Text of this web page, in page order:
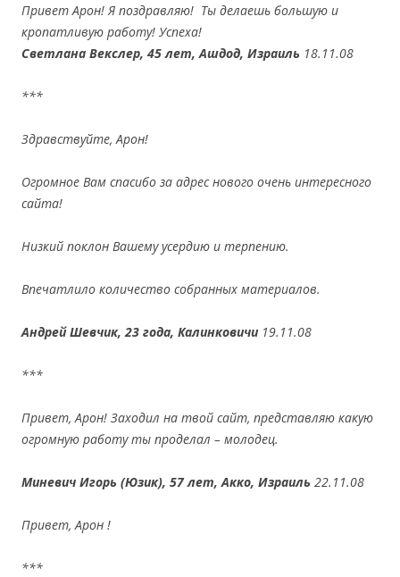
Привет Арон! Я поздравляю! Ты делаешь большую и
кропатливую работу! Успеха!
Cветлана Векслер, 45 лет, Ашдод, Израиль 18.11.08
***
Здравствуйте, Арон!
Огромное Вам спасибо за адрес нового очень интересного
сайта!
Низкий поклон Вашему усердию и терпению.
Впечатлило количество собранных материалов.
Андрей Шевчик, 23 года, Калинковичи 19.11.08
***
Привет, Арон! Заходил на твой сайт, представляю какую
огромную работу ты проделал – молодец.
Миневич Игорь (Юзик), 57 лет, Акко, Израиль 22.11.08
Привет, Арон !
***